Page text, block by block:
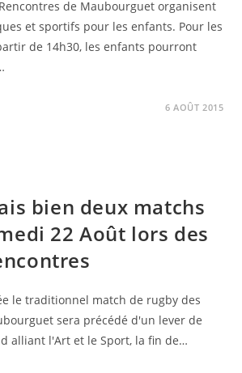
de Maubourguet organisent
et sportifs pour les enfants. Pour les
de 14h30, les enfants pourront
6 AOÛT 2015
bien deux matchs
22 Août lors des
le traditionnel match de rugby des
sera précédé d'un lever de
alliant l'Art et le Sport, la fin de…